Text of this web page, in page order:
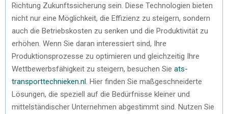
Richtung Zukunftssicherung sein. Diese Technologien bieten
nicht nur eine Möglichkeit, die Effizienz zu steigern, sondern
auch die Betriebskosten zu senken und die Produktivität zu
erhöhen. Wenn Sie daran interessiert sind, Ihre
Produktionsprozesse zu optimieren und gleichzeitig Ihre
Wettbewerbsfähigkeit zu steigern, besuchen Sie ats-
transporttechnieken.nl . Hier finden Sie maßgeschneiderte
Lösungen, die speziell auf die Bedürfnisse kleiner und
mittelständischer Unternehmen abgestimmt sind. Nutzen Sie